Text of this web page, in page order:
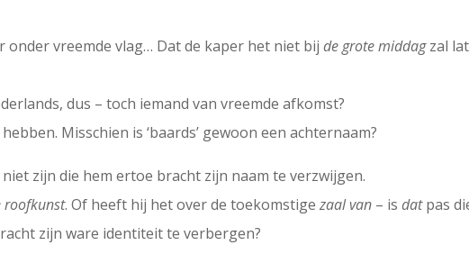
onder vreemde vlag… Dat de kaper het niet bijde grote middagzal
dus – toch iemand van vreemde afkomst?
Misschien is ‘baards’ gewoon een achternaam?
zijn die hem ertoe bracht zijn naam te verzwijgen.
roofkunst. Of heeft hij het over de toekomstigezaal van – isdatpas
zijn ware identiteit te verbergen?